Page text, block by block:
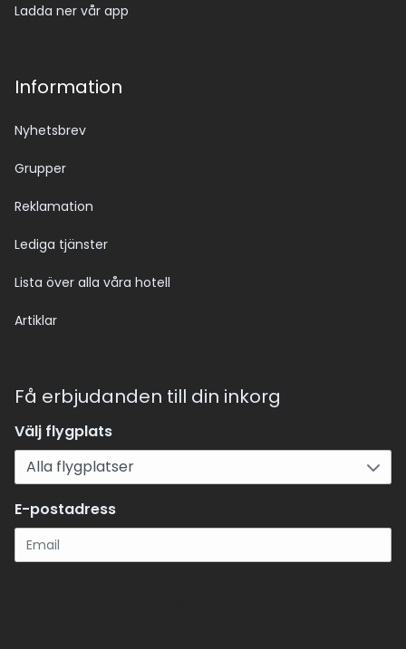
Ladda ner vår app
Information
Nyhetsbrev
Grupper
Reklamation
Lediga tjänster
Lista över alla våra hotell
Artiklar
Få erbjudanden till din inkorg
Välj flygplats
E-postadress